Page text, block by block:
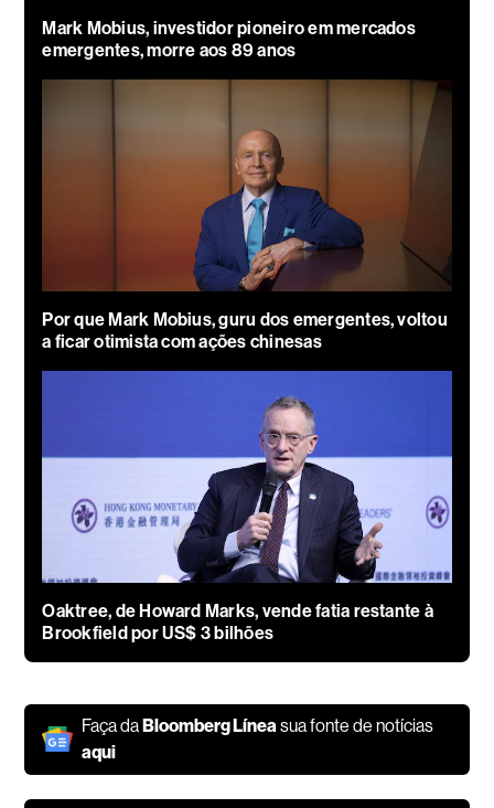
Mark Mobius, investidor pioneiro em mercados
emergentes, morre aos 89 anos
Por que Mark Mobius, guru dos emergentes, voltou
a ficar otimista com ações chinesas
Oaktree, de Howard Marks, vende fatia restante à
Brookfield por US$ 3 bilhões
Faça daBloomberg Línea sua fonte de notícias
aqui